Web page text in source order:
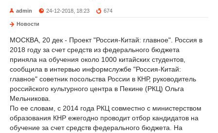
admin 24-12-2018, 18:23 674
Новости
МОСКВА, 20 дек - Проект "Россия-Китай: главное". Россия в
2018 году за счет средств из федерального бюджета
приняла на обучения около 1000 китайских студентов,
сообщила в интервью информслужбе "Россия-Китай:
главное" советник посольства России в КНР, руководитель
российского культурного центра в Пекине (РКЦ) Ольга
Мельникова.
По ее словам, с 2014 года РКЦ совместно с министерством
образования КНР ежегодно проводит отбор кандидатов на
обучение за счет средств федерального бюджета. На